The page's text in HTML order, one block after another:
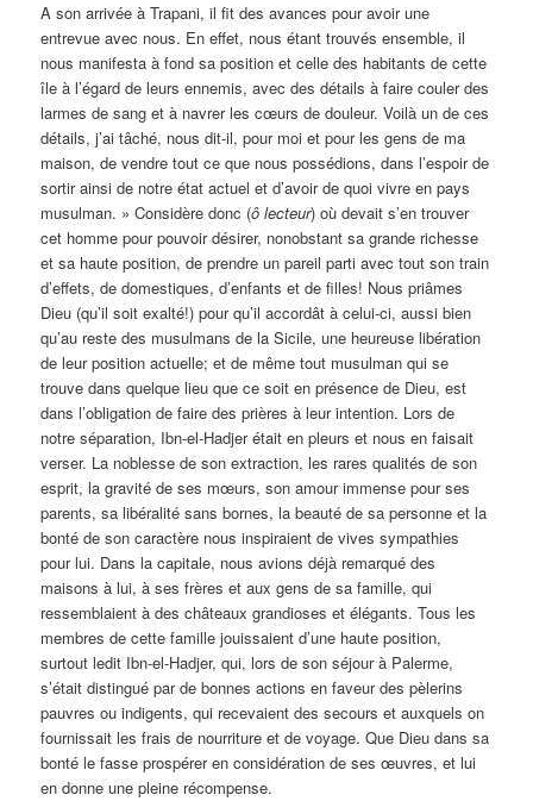
A son arrivée à Trapani, il fit des avances pour avoir une
entrevue avec nous. En effet, nous étant trouvés ensemble, il
nous manifesta à fond sa position et celle des habitants de cette
île à l’égard de leurs ennemis, avec des détails à faire couler des
larmes de sang et à navrer les cœurs de douleur. Voilà un de ces
détails, j’ai tâché, nous dit-il, pour moi et pour les gens de ma
maison, de vendre tout ce que nous possédions, dans l’espoir de
sortir ainsi de notre état actuel et d’avoir de quoi vivre en pays
musulman. » Considère donc (ô lecteur) où devait s’en trouver
cet homme pour pouvoir désirer, nonobstant sa grande richesse
et sa haute position, de prendre un pareil parti avec tout son train
d’effets, de domestiques, d’enfants et de filles! Nous priâmes
Dieu (qu’il soit exalté!) pour qu’il accordât à celui-ci, aussi bien
qu’au reste des musulmans de la Sicile, une heureuse libération
de leur position actuelle; et de même tout musulman qui se
trouve dans quelque lieu que ce soit en présence de Dieu, est
dans l’obligation de faire des prières à leur intention. Lors de
notre séparation, Ibn-el-Hadjer était en pleurs et nous en faisait
verser. La noblesse de son extraction, les rares qualités de son
esprit, la gravité de ses mœurs, son amour immense pour ses
parents, sa libéralité sans bornes, la beauté de sa personne et la
bonté de son caractère nous inspiraient de vives sympathies
pour lui. Dans la capitale, nous avions déjà remarqué des
maisons à lui, à ses frères et aux gens de sa famille, qui
ressemblaient à des châteaux grandioses et élégants. Tous les
membres de cette famille jouissaient d’une haute position,
surtout ledit Ibn-el-Hadjer, qui, lors de son séjour à Palerme,
s’était distingué par de bonnes actions en faveur des pèlerins
pauvres ou indigents, qui recevaient des secours et auxquels on
fournissait les frais de nourriture et de voyage. Que Dieu dans sa
bonté le fasse prospérer en considération de ses œuvres, et lui
en donne une pleine récompense.